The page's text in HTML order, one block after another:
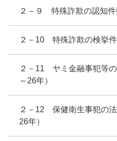
２－９ 特殊詐欺の認知件
２－10 特殊詐欺の検挙
２－11 ヤミ金融事犯等
～26年）
２－12 保健衛生事犯の
26年）